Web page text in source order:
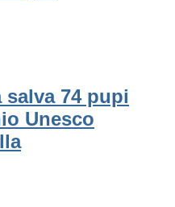
salva 74 pupi
Unesco